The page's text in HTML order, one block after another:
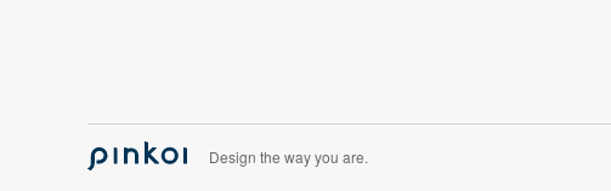
Design the way you are.